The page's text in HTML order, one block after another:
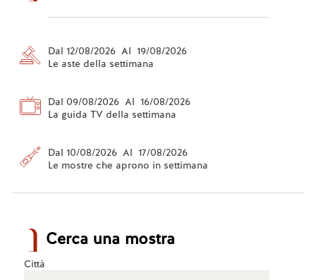
Dal 12/08/2026 Al 19/08/2026
Le aste della settimana
Dal 09/08/2026 Al 16/08/2026
La guida TV della settimana
Dal 10/08/2026 Al 17/08/2026
Le mostre che aprono in settimana
Cerca una mostra
Città